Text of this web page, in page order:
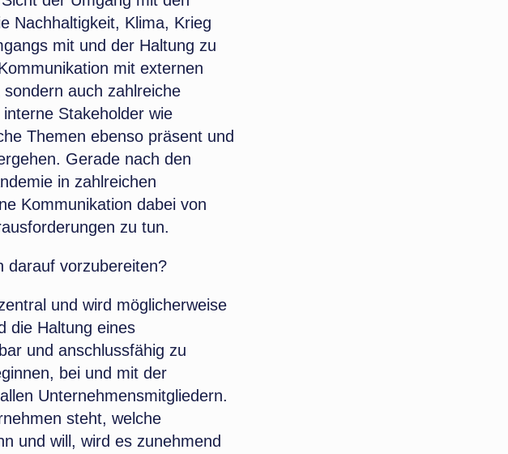
Nachhaltigkeit, Klima, Krieg
mit und der Haltung zu
mit externen
auch zahlreiche
Stakeholder wie
Themen ebenso präsent und
Gerade nach den
in zahlreichen
Kommunikation dabei von
zu tun.
darauf vorzubereiten?
und wird möglicherweise
die Haltung eines
und anschlussfähig zu
bei und mit der
Unternehmensmitgliedern.
steht, welche
und will, wird es zunehmend